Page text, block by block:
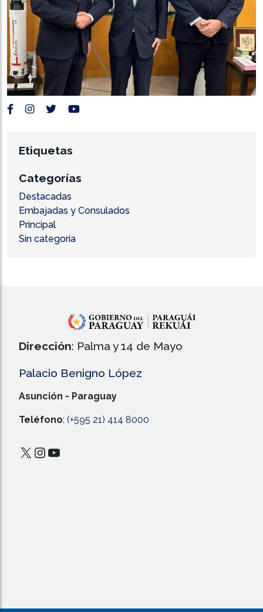
Etiquetas
Categorías
Destacadas
Embajadas y Consulados
Principal
Sin categoría
Dirección: Palma y 14 de Mayo
Palacio Benigno López
Asunción - Paraguay
Teléfono: (+595 21) 414 8000
X Instagram
YouTube